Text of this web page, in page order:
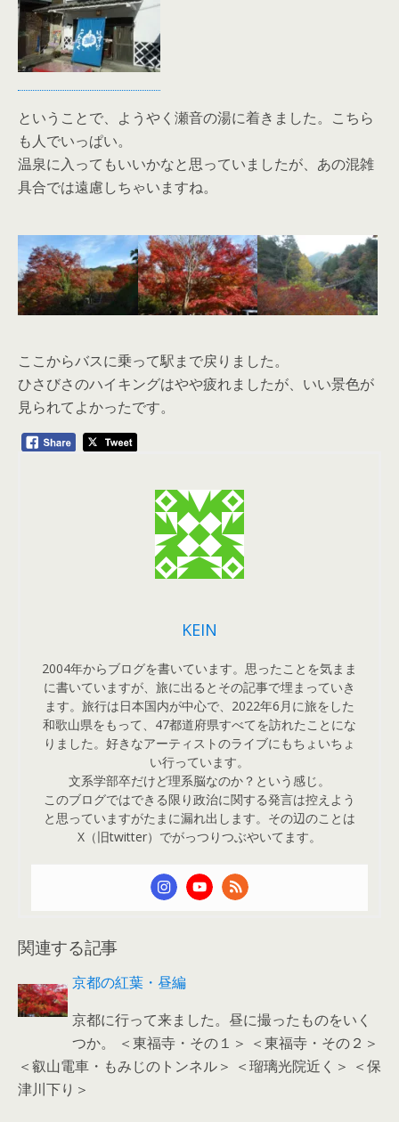
ということで、ようやく瀬音の湯に着きました。こちら
も人でいっぱい。
温泉に入ってもいいかなと思っていましたが、あの混雑
具合では遠慮しちゃいますね。
ここからバスに乗って駅まで戻りました。
ひさびさのハイキングはやや疲れましたが、いい景色が
見られてよかったです。
KEIN
2004年からブログを書いています。思ったことを気まま
に書いていますが、旅に出るとその記事で埋まっていき
ます。旅行は日本国内が中心で、2022年6月に旅をした
和歌山県をもって、47都道府県すべてを訪れたことにな
りました。好きなアーティストのライブにもちょいちょ
い行っています。
文系学部卒だけど理系脳なのか？という感じ。
このブログではできる限り政治に関する発言は控えよう
と思っていますがたまに漏れ出します。その辺のことは
X（旧twitter）でがっつりつぶやいてます。
関連する記事
京都の紅葉・昼編
京都に行って来ました。昼に撮ったものをいく
つか。 ＜東福寺・その１＞ ＜東福寺・その２＞
＜叡山電車・もみじのトンネル＞ ＜瑠璃光院近く＞ ＜保
津川下り＞